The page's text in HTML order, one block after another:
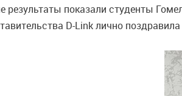
результаты показали студенты
D-Link лично